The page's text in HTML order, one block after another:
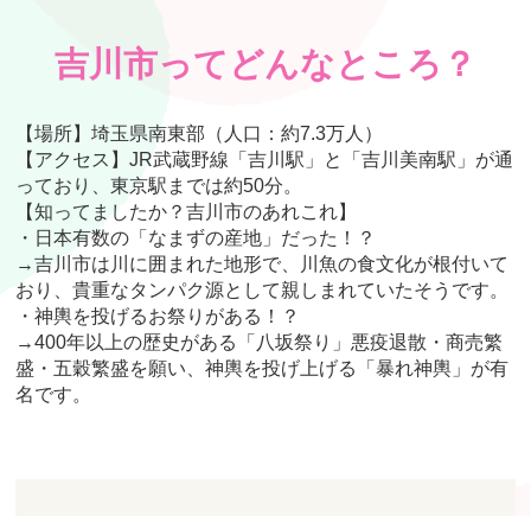
吉川市ってどんなところ？
【場所】埼玉県南東部（人口：約7.3万人）
【アクセス】JR武蔵野線「吉川駅」と「吉川美南駅」が通
っており、東京駅までは約50分。
【知ってましたか？吉川市のあれこれ】
・日本有数の「なまずの産地」だった！？
→吉川市は川に囲まれた地形で、川魚の食文化が根付いて
おり、貴重なタンパク源として親しまれていたそうです。
・神輿を投げるお祭りがある！？
→400年以上の歴史がある「八坂祭り」悪疫退散・商売繁
盛・五穀繁盛を願い、神輿を投げ上げる「暴れ神輿」が有
名です。